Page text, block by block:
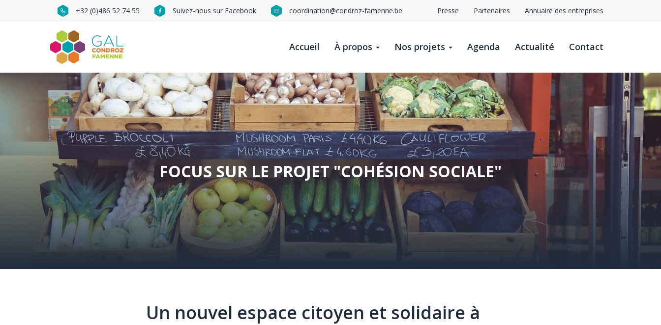
Navigation
social
contact
+32 (0)486 52 74 55 Suivez-nous sur Facebook coordination@condroz-famenne.be
top
bar
Presse Partenaires Annuaire des entreprises
principale
Accueil À propos Nos projets Agenda Actualité Contact
FOCUS SUR LE PROJET "COHÉSION SOCIALE"
Un nouvel espace citoyen et solidaire à